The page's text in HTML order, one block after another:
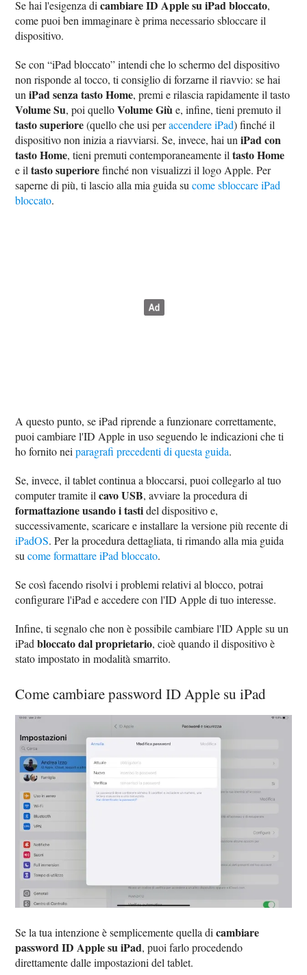
Se hai l'esigenza dicambiare ID Apple su iPad bloccato,
come puoi ben immaginare è prima necessario sbloccare il
dispositivo.
Se con “iPad bloccato” intendi che lo schermo del dispositivo
non risponde al tocco, ti consiglio di forzarne il riavvio: se hai
uniPad senza tasto Home, premi e rilascia rapidamente il tasto
Volume Su, poi quelloVolume Giù e, infine, tieni premuto il
tasto superiore(quello che usi peraccendere iPad) finché il
dispositivo non inizia a riavviarsi. Se, invece, hai uniPad con
tasto Home, tieni premuti contemporaneamente iltasto Home
e iltasto superiorefinché non visualizzi il logo Apple. Per
saperne di più, ti lascio alla mia guida sucome sbloccare iPad
bloccato.
A questo punto, se iPad riprende a funzionare correttamente,
puoi cambiare l'ID Apple in uso seguendo le indicazioni che ti
ho fornito neiparagrafi precedenti di questa guida.
Se, invece, il tablet continua a bloccarsi, puoi collegarlo al tuo
computer tramite ilcavo USB, avviare la procedura di
formattazione usando i tastidel dispositivo e,
successivamente, scaricare e installare la versione più recente di
iPadOS. Per la procedura dettagliata, ti rimando alla mia guida
sucome formattare iPad bloccato.
Se così facendo risolvi i problemi relativi al blocco, potrai
configurare l'iPad e accedere con l'ID Apple di tuo interesse.
Infine, ti segnalo che non è possibile cambiare l'ID Apple su un
iPadbloccato dal proprietario, cioè quando il dispositivo è
stato impostato in modalità smarrito.
Come cambiare password ID Apple su iPad
Se la tua intenzione è semplicemente quella dicambiare
password ID Apple su iPad, puoi farlo procedendo
direttamente dalle impostazioni del tablet.